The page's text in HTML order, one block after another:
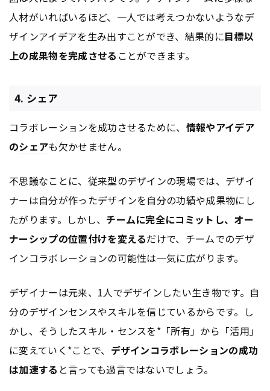
人材がいればいるほど、一人では考えつかないようなデ
ザインアイデアを生み出すことができ、結果的に目標以
上の成果物を完成させる ことができます。
4. シェア
コラボレーションを成功させるために、 情報やアイデア
のシェアも欠かせません。
不思議なことに、従来型のデザインの現場では、デザイ
ナーは自分が作ったデザインを自分の功績や成果物にし
たがります。しかし、 チームに完全にコミットし、オー
ナーシップの位置付けを変えるだけで、チームでのデザ
インコラボレーションの可能性は一気に広がります。
デザイナーは元来、1人でデザインしたい生き物です。自
分のデザインセンスやスキルを信じているからです。し
かし、そうしたスキル・センスを*「所有」から「活用」
に変えていく*ことで、 デザインコラボレーションの成功
は加速する と言っても過言ではないでしょう。